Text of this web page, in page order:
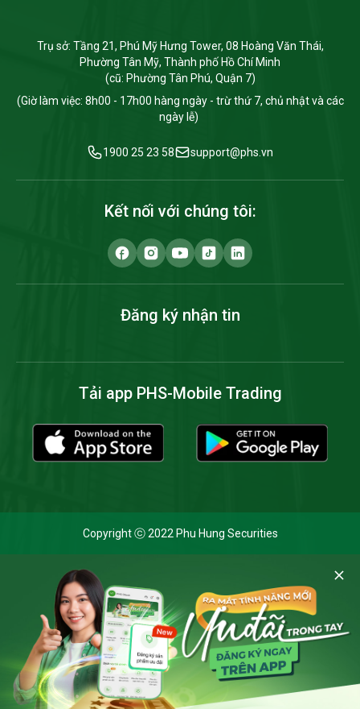
Cookie và chính sách bảo mật
Bằng cách nhấp vào 'Cho phép cookie', bạn đồng ý với việc
lưu trữ tất cả các cookie trên thiết bị của mình và đồng ý
Trụ sở: Tầng 21, Phú Mỹ Hưng Tower, 08 Hoàng Văn Thái,
Phường Tân Mỹ, Thành phố Hồ Chí Minh
(cũ: Phường Tân Phú, Quận 7)
(Giờ làm việc: 8h00 - 17h00 hàng ngày - trừ thứ 7, chủ nhật và các
ngày lễ)
1900 25 23 58 support@phs.vn
Kết nối với chúng tôi:
Đăng ký nhận tin
Tải app PHS-Mobile Trading
Copyright ⓒ 2022 Phu Hung Securities